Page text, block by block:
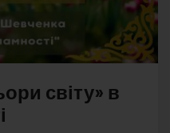
світу» в